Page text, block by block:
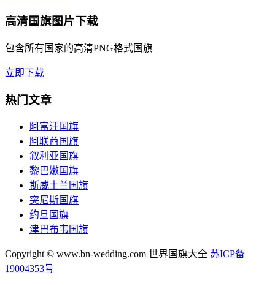
高清国旗图片下载
包含所有国家的高清PNG格式国旗
立即下载
热门文章
阿富汗国旗
阿联酋国旗
叙利亚国旗
黎巴嫩国旗
斯威士兰国旗
突尼斯国旗
约旦国旗
津巴布韦国旗
Copyright © www.bn-wedding.com 世界国旗大全 苏ICP备
19004353号